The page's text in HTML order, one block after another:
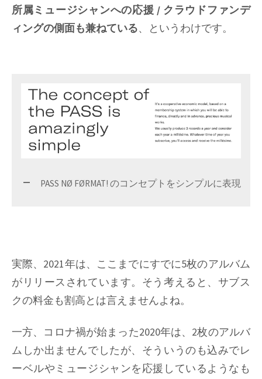
所属ミュージシャンへの応援 / クラウドファンデ
ィングの側面も兼ねている、というわけです。
PASS NØ FØRMAT! のコンセプトをシンプルに表現
実際、2021年は、ここまでにすでに5枚のアルバム
がリリースされています。そう考えると、サブス
クの料金も割高とは言えませんよね。
一方、コロナ禍が始まった2020年は、2枚のアルバ
ムしか出ませんでしたが、そういうのも込みでレ
ーベルやミュージシャンを応援しているようなも